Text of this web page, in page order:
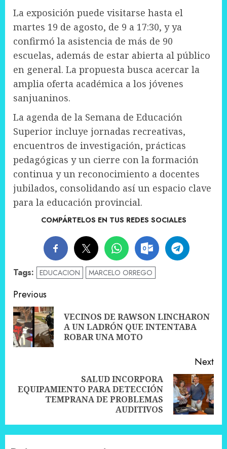
La exposición puede visitarse hasta el
martes 19 de agosto, de 9 a 17:30, y ya
confirmó la asistencia de más de 90
escuelas, además de estar abierta al público
en general. La propuesta busca acercar la
amplia oferta académica a los jóvenes
sanjuaninos.
La agenda de la Semana de Educación
Superior incluye jornadas recreativas,
encuentros de investigación, prácticas
pedagógicas y un cierre con la formación
continua y un reconocimiento a docentes
jubilados, consolidando así un espacio clave
para la educación provincial.
COMPÁRTELOS EN TUS REDES SOCIALES
Tags: EDUCACION MARCELO ORREGO
Post
navigation
Previous
VECINOS DE RAWSON LINCHARON
A UN LADRÓN QUE INTENTABA
ROBAR UNA MOTO
Next
Next
SALUD INCORPORA
EQUIPAMIENTO PARA DETECCIÓN
TEMPRANA DE PROBLEMAS
AUDITIVOS